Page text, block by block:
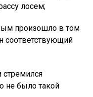
лосем;
произошло в том
соответствующий
стремился
не было такой